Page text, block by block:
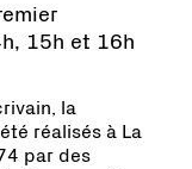
15h et 16h
la
réalisés à La
par des